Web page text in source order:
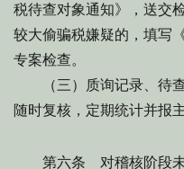
税待查对象通知》，送交
较大偷骗税嫌疑的，填写
专案检查。
（三）质询记录、待查
随时复核，定期统计并报
第六条 对稽核阶段未